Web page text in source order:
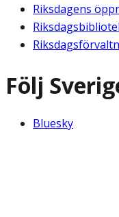
Riksdagens
Följ
Bluesky